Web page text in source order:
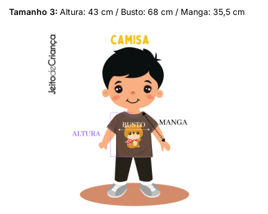
Tamanho 3: Altura: 43 cm / Busto: 68 cm / Manga: 35,5 cm